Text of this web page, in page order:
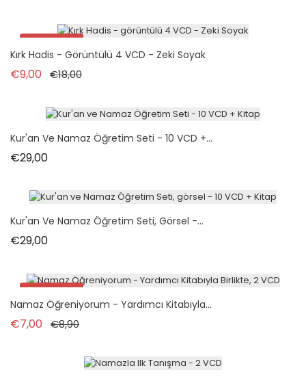
İndirimde!
Kırk Hadis - Görüntülü 4 VCD - Zeki Soyak
€9,00 Normal fiyat
€18,00Fiyat
Kur'an Ve Namaz Öğretim Seti - 10 VCD +...
€29,00Fiyat
Kur'an Ve Namaz Öğretim Seti, Görsel -...
€29,00Fiyat
İndirimde!
Namaz Öğreniyorum - Yardımcı Kitabıyla...
€7,00 Normal fiyat
€8,90Fiyat